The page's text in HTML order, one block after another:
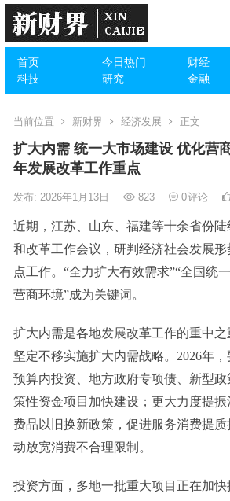
首页 今日热门 财经
科技
研究 金融
当前位置 新财界 经济发展 正文
扩大内需 统一大市场建设 优化营
年发展改革工作重点
发布: 2026年1月13日 823 0评论
近期，江苏、山东、福建等十余省份
和改革工作会议，研判经济社会发展形
点工作。“全力扩大有效需求”“全国统
营商环境”成为关键词。
扩大内需是各地发展改革工作的重中之
坚定不移实施扩大内需战略。2026年
预算内投资、地方政府专项债、新型
策性资金项目加快建设；更大力度提
费品以旧换新政策，促进服务消费提
动放宽消费不合理限制。
投资方面，多地一批重大项目正在加